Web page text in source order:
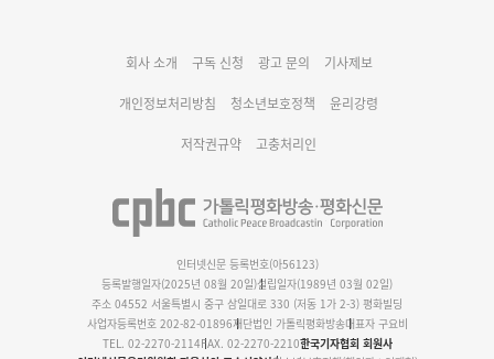
명동 미디어큐브 & 1898 미디어월 공모전 수상작 발표
회사 소개 구독 신청 광고 문의 기사제보
개인정보처리방침 청소년보호정책 윤리강령
저작권규약 고충처리인
인터넷신문 등록번호(아56123)
등록발행일자(2025년 08월 20일)설립일자(1989년 03월 02일)
주소 04552 서울특별시 중구 삼일대로 330 (저동 1가 2-3) 평화빌딩
사업자등록번호 202-82-01896재단법인 가톨릭평화방송대표자 구요비
TEL. 02-2270-2114FAX. 02-2270-2210한국기자협회 회원사